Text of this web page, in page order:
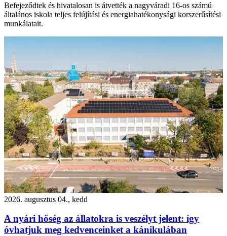
Befejeződtek és hivatalosan is átvették a nagyváradi 16-os számú
általános iskola teljes felújítási és energiahatékonysági korszerűsítési
munkálatait.
2026. augusztus 04., kedd
A nyári hőség az állatokra is veszélyt jelent: így
óvhatjuk meg kedvenceinket a kánikulában